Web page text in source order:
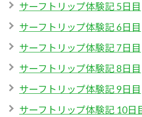
サーフトリップ体験記 5日目
サーフトリップ体験記 6日目
サーフトリップ体験記 7日目
サーフトリップ体験記 8日目
サーフトリップ体験記 9日目
サーフトリップ体験記 10日